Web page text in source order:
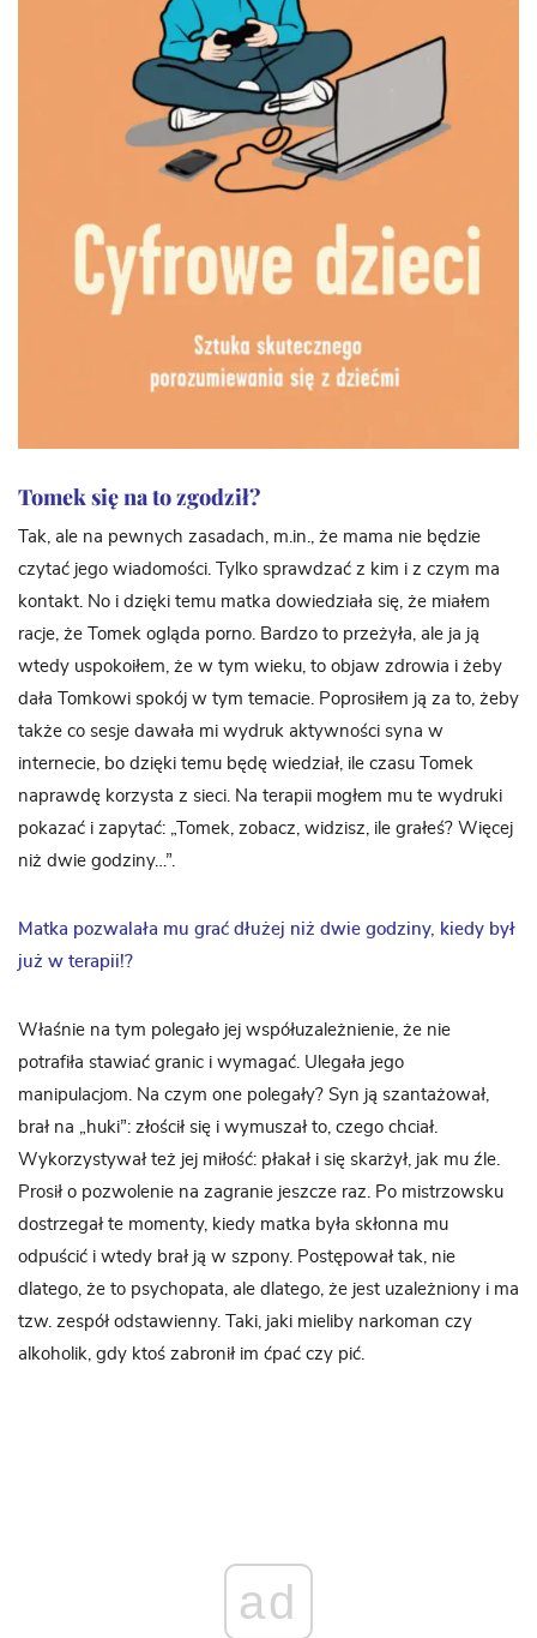
Tomek się na to zgodził?
Tak, ale na pewnych zasadach, m.in., że mama nie będzie
czytać jego wiadomości. Tylko sprawdzać z kim i z czym ma
kontakt. No i dzięki temu matka dowiedziała się, że miałem
racje, że Tomek ogląda porno. Bardzo to przeżyła, ale ja ją
wtedy uspokoiłem, że w tym wieku, to objaw zdrowia i żeby
dała Tomkowi spokój w tym temacie. Poprosiłem ją za to, żeby
także co sesje dawała mi wydruk aktywności syna w
internecie, bo dzięki temu będę wiedział, ile czasu Tomek
naprawdę korzysta z sieci. Na terapii mogłem mu te wydruki
pokazać i zapytać: „Tomek, zobacz, widzisz, ile grałeś? Więcej
niż dwie godziny…”.
Matka pozwalała mu grać dłużej niż dwie godziny, kiedy był
już w terapii!?
Właśnie na tym polegało jej współuzależnienie, że nie
potrafiła stawiać granic i wymagać. Ulegała jego
manipulacjom. Na czym one polegały? Syn ją szantażował,
brał na „huki”: złościł się i wymuszał to, czego chciał.
Wykorzystywał też jej miłość: płakał i się skarżył, jak mu źle.
Prosił o pozwolenie na zagranie jeszcze raz. Po mistrzowsku
dostrzegał te momenty, kiedy matka była skłonna mu
odpuścić i wtedy brał ją w szpony. Postępował tak, nie
dlatego, że to psychopata, ale dlatego, że jest uzależniony i ma
tzw. zespół odstawienny. Taki, jaki mieliby narkoman czy
alkoholik, gdy ktoś zabronił im ćpać czy pić.
ad